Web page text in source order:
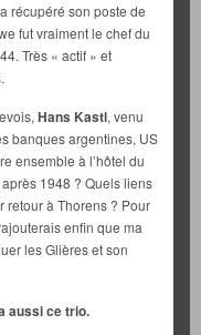
récupéré son poste de
fut vraiment le chef du
Très « actif » et
Hans Kastl, venu
banques argentines, US
ensemble à l’hôtel du
1948 ? Quels liens
retour à Thorens ? Pour
enfin que ma
les Glières et son
aussi ce trio.